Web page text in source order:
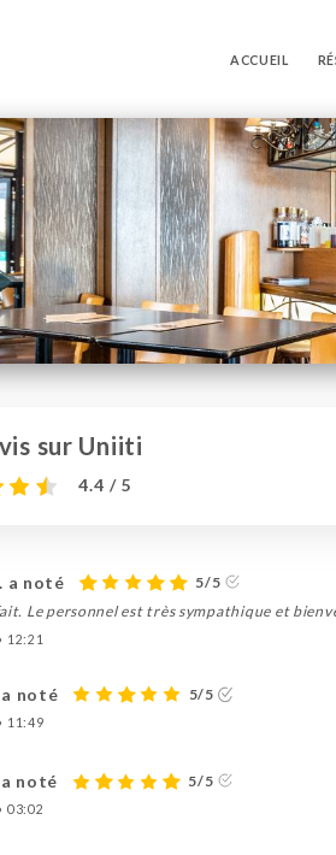
ACCUEIL
sur Uniiti
4.4 / 5
a noté
5/5
Le personnel est très sympathique et
12:21
a noté 5/5
11:49
a noté 5/5
03:02